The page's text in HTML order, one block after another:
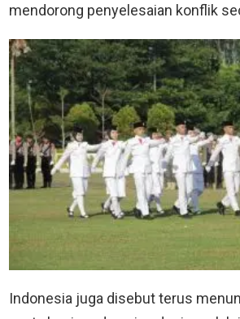
mendorong penyelesaian konflik
Indonesia juga disebut terus